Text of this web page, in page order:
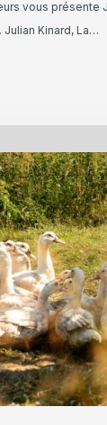
vous présente
Kinard, La…